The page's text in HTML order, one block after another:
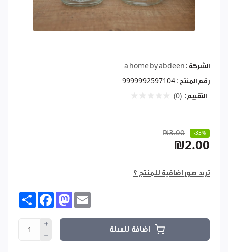
الشركة : a home by abdeen
رقم المنتج : 9999992597104
التقييم: (0)
₪3.00 -33%
₪2.00
تريد صور اضافية للمنتج ؟
Share FacebookMastodon
اضافة للسلة